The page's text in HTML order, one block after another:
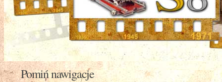
Pomiń nawigacje